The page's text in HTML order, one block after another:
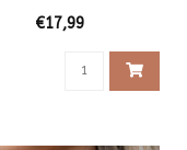
€17,99